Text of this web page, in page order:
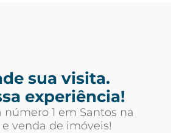
sua visita.
experiência!
número 1 em Santos na
venda de imóveis!